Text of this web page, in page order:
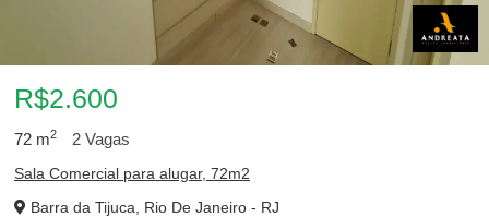
R$2.600
72 m2 2 Vagas
Sala Comercial para alugar, 72m2
Barra da Tijuca, Rio De Janeiro - RJ